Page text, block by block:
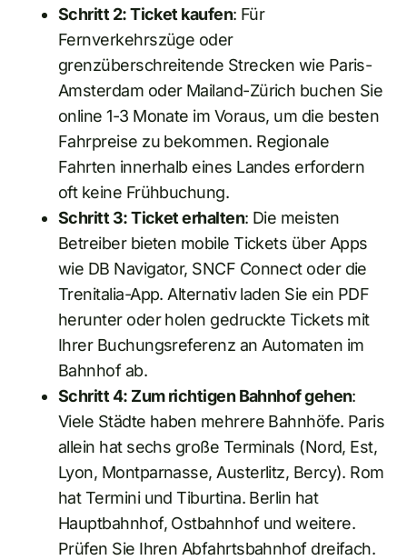
Schritt 2: Ticket kaufen: Für
Fernverkehrszüge oder
grenzüberschreitende Strecken wie Paris-
Amsterdam oder Mailand-Zürich buchen Sie
online 1-3 Monate im Voraus, um die besten
Fahrpreise zu bekommen. Regionale
Fahrten innerhalb eines Landes erfordern
oft keine Frühbuchung.
Schritt 3: Ticket erhalten: Die meisten
Betreiber bieten mobile Tickets über Apps
wie DB Navigator, SNCF Connect oder die
Trenitalia-App. Alternativ laden Sie ein PDF
herunter oder holen gedruckte Tickets mit
Ihrer Buchungsreferenz an Automaten im
Bahnhof ab.
Schritt 4: Zum richtigen Bahnhof gehen:
Viele Städte haben mehrere Bahnhöfe. Paris
allein hat sechs große Terminals (Nord, Est,
Lyon, Montparnasse, Austerlitz, Bercy). Rom
hat Termini und Tiburtina. Berlin hat
Hauptbahnhof, Ostbahnhof und weitere.
Prüfen Sie Ihren Abfahrtsbahnhof dreifach.